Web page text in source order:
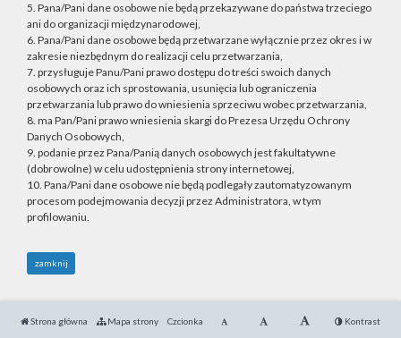
5. Pana/Pani dane osobowe nie będą przekazywane do państwa trzeciego
ani do organizacji międzynarodowej,
6. Pana/Pani dane osobowe będą przetwarzane wyłącznie przez okres i w
zakresie niezbędnym do realizacji celu przetwarzania,
7. przysługuje Panu/Pani prawo dostępu do treści swoich danych
osobowych oraz ich sprostowania, usunięcia lub ograniczenia
przetwarzania lub prawo do wniesienia sprzeciwu wobec przetwarzania,
8. ma Pan/Pani prawo wniesienia skargi do Prezesa Urzędu Ochrony
Danych Osobowych,
9. podanie przez Pana/Panią danych osobowych jest fakultatywne
(dobrowolne) w celu udostępnienia strony internetowej,
10. Pana/Pani dane osobowe nie będą podlegały zautomatyzowanym
procesom podejmowania decyzji przez Administratora, w tym
profilowaniu.
zamknij
Strona główna Mapa strony Czcionka Kontrast